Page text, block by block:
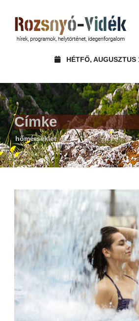
HÉTFŐ, AUGUSZTUS
Címke
hőmérséklet